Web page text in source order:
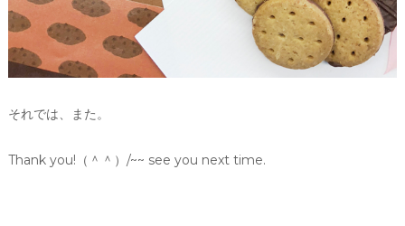
それでは、また。
Thank you!（＾＾）/~~ see you next time.